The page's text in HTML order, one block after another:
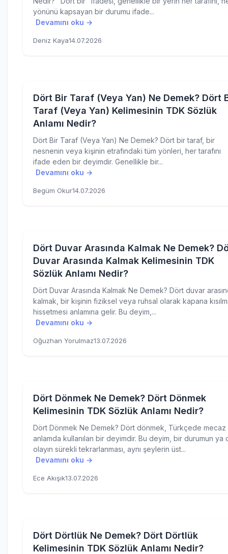
yönünü kapsayan bir durumu ifade...
Devamını oku →
Deniz Kaya14.07.2026
Dört Bir Taraf (Veya Yan) Ne Demek? Dört
Taraf (Veya Yan) Kelimesinin TDK Sözlük
Anlamı Nedir?
Dört Bir Taraf (Veya Yan) Ne Demek? Dört bir taraf, bir
nesnenin veya kişinin etrafındaki tüm yönleri, her tarafını
ifade eden bir deyimdir. Genellikle bir...
Devamını oku →
Begüm Okur14.07.2026
Dört Duvar Arasında Kalmak Ne Demek?
Duvar Arasında Kalmak Kelimesinin TDK
Sözlük Anlamı Nedir?
Dört Duvar Arasında Kalmak Ne Demek? Dört duvar
kalmak, bir kişinin fiziksel veya ruhsal olarak kapana
hissetmesi anlamına gelir. Bu deyim,...
Devamını oku →
Oğuzhan Yorulmaz13.07.2026
Dört Dönmek Ne Demek? Dört Dönmek
Kelimesinin TDK Sözlük Anlamı Nedir?
Dört Dönmek Ne Demek? Dört dönmek, Türkçede mecaz
anlamda kullanılan bir deyimdir. Bu deyim, bir durumun ya
olayın sürekli tekrarlanması, aynı şeylerin üst...
Devamını oku →
Ece Akışık13.07.2026
Dört Dörtlük Ne Demek? Dört Dörtlük
Kelimesinin TDK Sözlük Anlamı Nedir?